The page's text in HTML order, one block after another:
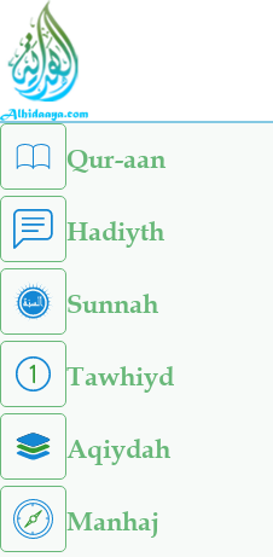
Skip
main
content
left
sidebar
menu
Qur-aan
Hadiyth
Sunnah
Tawhiyd
Aqiydah
Manhaj